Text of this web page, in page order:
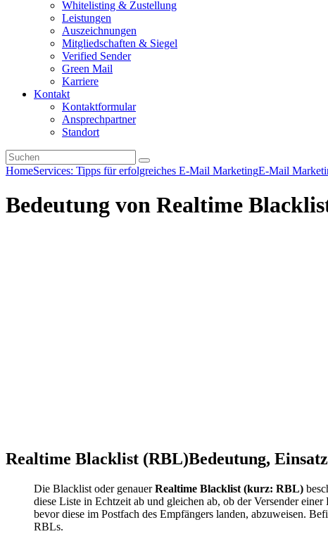
Whitelisting & Zustellung
Leistungen
Auszeichnungen
Mitgliedschaften & Siegel
Verified Sender
Green Mail
Karriere
Kontakt
Kontaktformular
Ansprechpartner
Standort
HomeServices: Tipps für erfolgreiches E-Mail MarketingE-Mail
Bedeutung von Realtime
Realtime Blacklist (RBL)Bedeutung,
Die Blacklist oder genauerRealtime Blacklist (kurz: RBL)
diese Liste in Echtzeit ab und gleichen ab, ob der Versender
bevor diese im Postfach des Empfängers landen, abzuweisen.
RBLs.